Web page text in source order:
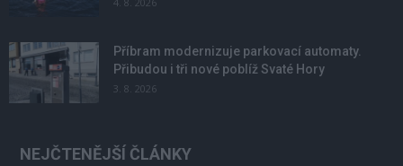
Příbram modernizuje parkovací automaty.
Přibudou i tři nové poblíž Svaté Hory
3. 8. 2026
NEJČTENĚJŠÍ ČLÁNKY